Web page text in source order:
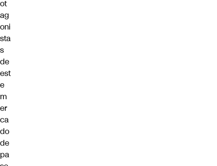
ot
ag
oni
sta
s
de
est
e
m
er
ca
do
de
pa